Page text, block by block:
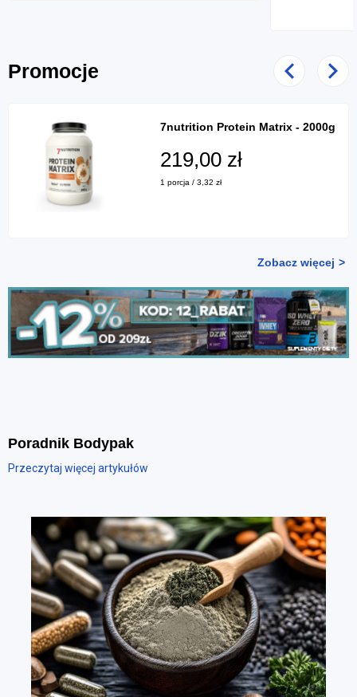
Promocje Poprzedni
7nutrition Protein Matrix - 2000g
219,00 zł
1 porcja / 3,32 zł
Zobacz więcej
Poradnik Bodypak
Przeczytaj więcej artykułów